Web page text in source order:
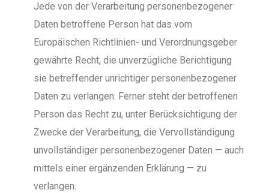
Jede von der Verarbeitung personenbezogener
Daten betroffene Person hat das vom
Europäischen Richtlinien- und Verordnungsgeber
gewährte Recht, die unverzügliche Berichtigung
sie betreffender unrichtiger personenbezogener
Daten zu verlangen. Ferner steht der betroffenen
Person das Recht zu, unter Berücksichtigung der
Zwecke der Verarbeitung, die Vervollständigung
unvollständiger personenbezogener Daten — auch
mittels einer ergänzenden Erklärung — zu
verlangen.